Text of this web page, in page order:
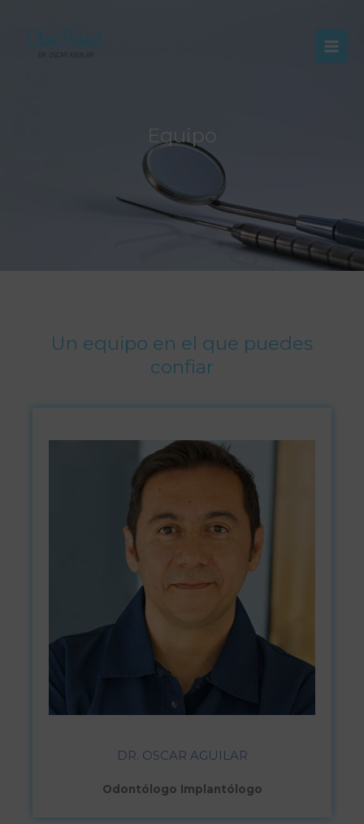
Equipo
Un equipo en el que puedes
confiar
DR. OSCAR AGUILAR
Odontólogo Implantólogo